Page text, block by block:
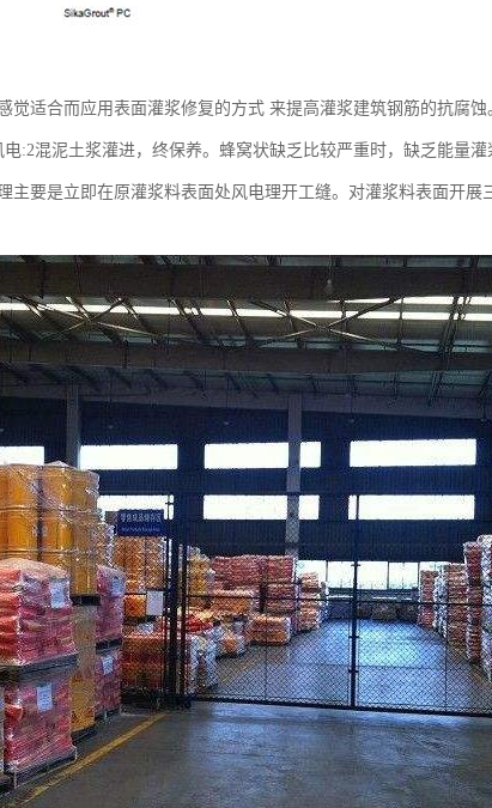
觉适合而应用表面灌浆修复的方式 来提高灌浆建筑钢筋的抗腐
:2混泥土浆灌进，终保养。蜂窝状缺乏比较严重时，缺乏能量
主要是立即在原灌浆料表面处风电理开工缝。对灌浆料表面开展